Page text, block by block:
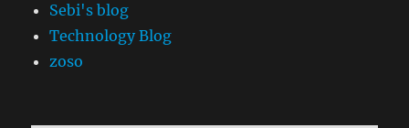
Sebi's blog
Technology Blog
zoso